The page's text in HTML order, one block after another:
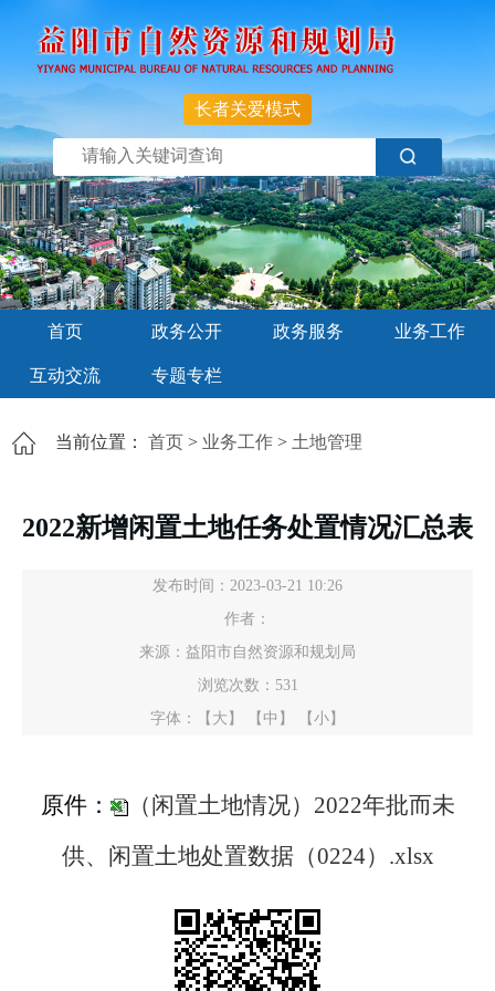
长者关爱模式
首页 政务公开 政务服务 业务工作
互动交流 专题专栏
当前位置： 首页 > 业务工作 > 土地管理
2022新增闲置土地任务处置情况汇总表
发布时间：2023-03-21 10:26
作者：
来源：益阳市自然资源和规划局
浏览次数： 531
字体：
【大】 【中】 【小】
原件：
（闲置土地情况）2022年批而未
供、闲置土地处置数据（0224）.xlsx